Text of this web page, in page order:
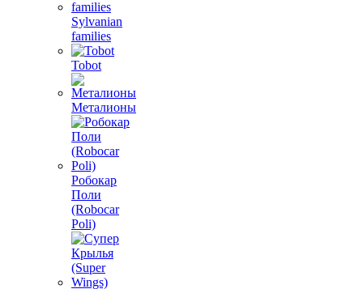
Sylvanian
families
Tobot
Металионы
Робокар
Поли
(Robocar
Poli)